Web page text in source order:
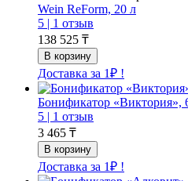
Wein ReForm, 20 л
5 | 1 отзыв
138 525 ₸
Доставка за 1₽ !
Бонификатор «Виктория»,
5 | 1 отзыв
3 465 ₸
Доставка за 1₽ !